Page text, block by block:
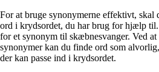
For at bruge synonymerne effektivt,
ord i krydsordet, du har brug for hjælp
for et synonym til skæbnesvanger. Ved
synonymer kan du finde ord som
der kan passe ind i krydsordet.